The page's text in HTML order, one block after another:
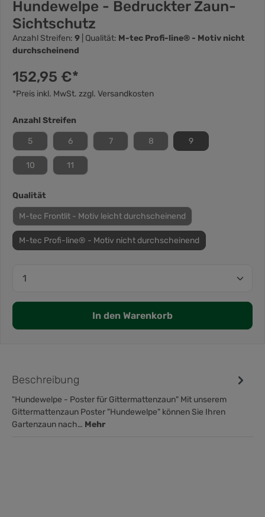
Hundewelpe - Bedruckter Zaun-
Sichtschutz
Anzahl Streifen: 9 | Qualität: M-tec Profi-line® - Motiv nicht
durchscheinend
152,95 €*
*Preis inkl. MwSt. zzgl. Versandkosten
Anzahl Streifen
5 6 7 8 9
10 11
Qualität
M-tec Frontlit - Motiv leicht durchscheinend
M-tec Profi-line® - Motiv nicht durchscheinend
In den Warenkorb
Beschreibung
"Hundewelpe - Poster für Gittermattenzaun" Mit unserem
Gittermattenzaun Poster "Hundewelpe" können Sie Ihren
Gartenzaun nach… Mehr